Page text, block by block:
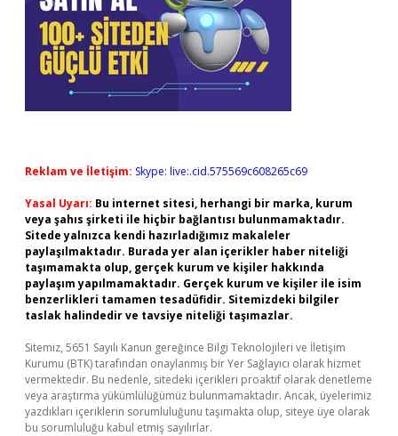
Reklam ve İletişim: Skype: live:.cid.575569c608265c69
Yasal Uyarı: Bu internet sitesi, herhangi bir marka, kurum
veya şahıs şirketi ile hiçbir bağlantısı bulunmamaktadır.
Sitede yalnızca kendi hazırladığımız makaleler
paylaşılmaktadır. Burada yer alan içerikler haber niteliği
taşımamakta olup, gerçek kurum ve kişiler hakkında
paylaşım yapılmamaktadır. Gerçek kurum ve kişiler ile isim
benzerlikleri tamamen tesadüfidir. Sitemizdeki bilgiler
taslak halindedir ve tavsiye niteliği taşımazlar.
Sitemiz, 5651 Sayılı Kanun gereğince Bilgi Teknolojileri ve İletişim
Kurumu (BTK) tarafından onaylanmış bir Yer Sağlayıcı olarak hizmet
vermektedir. Bu nedenle, sitedeki içerikleri proaktif olarak denetleme
veya araştırma yükümlülüğümüz bulunmamaktadır. Ancak, üyelerimiz
yazdıkları içeriklerin sorumluluğunu taşımakta olup, siteye üye olarak
bu sorumluluğu kabul etmiş sayılırlar.